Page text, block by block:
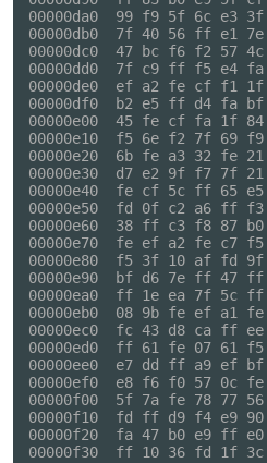
00000da0  99 f9 5f 6c
00000db0  7f 40 56 ff
00000dc0  47 bc f6 f2
00000dd0  7f c9 ff f5
00000de0  ef a2 fe cf
00000df0  b2 e5 ff d4
00000e00  45 fe cf fa
00000e10  f5 6e f2 7f
00000e20  6b fe a3 32
00000e30  d7 e2 9f f7
00000e40  fe cf 5c ff 65
00000e50  fd 0f c2 a6
00000e60  38 ff c3 f8
00000e70  fe ef a2 fe
00000e80  f5 3f 10 af
00000e90  bf d6 7e ff
00000ea0  ff 1e ea 7f
00000eb0  08 9b fe ef
00000ec0  fc 43 d8 ca ff
00000ed0  ff 61 fe 07 61
00000ee0  e7 dd ff a9
00000ef0  e8 f6 f0 57
00000f00  5f 7a fe 78 77
00000f10  fd ff d9 f4 e9
00000f20  fa 47 b0 e9 ff
00000f30  ff 10 36 fd 1f